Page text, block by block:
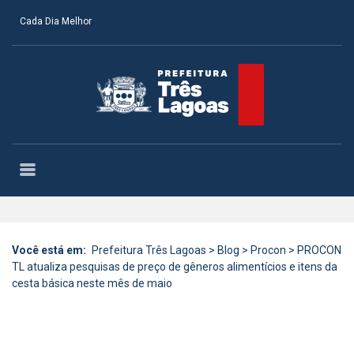
Cada Dia Melhor
Você está em: Prefeitura Três Lagoas > Blog > Procon > PROCON
TL atualiza pesquisas de preço de gêneros alimentícios e itens da
cesta básica neste mês de maio